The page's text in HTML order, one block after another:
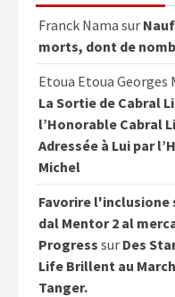
Franck Nama sur
morts, dont de
Etoua Etoua Georges
La Sortie de Cabral
l’Honorable Cabral
Adressée à Lui par
Michel
Favorire
dal Mentor 2 al
Progress sur Des
Life Brillent au
Tanger.